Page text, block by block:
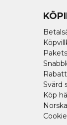
Svärd
Köp